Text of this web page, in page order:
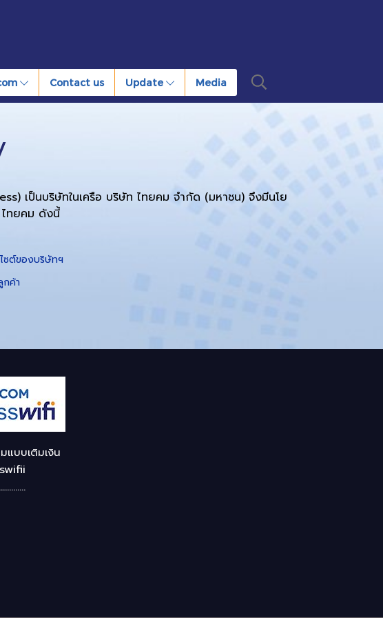
Contact us Update Media
เป็นบริษัทในเครือ บริษัท ไทยคม จำกัด (มหาชน) จึงมีนโย
ไทยคม ดังนี้
ซต์ของบริษัทฯ
ค้า
แบบเติมเงิน